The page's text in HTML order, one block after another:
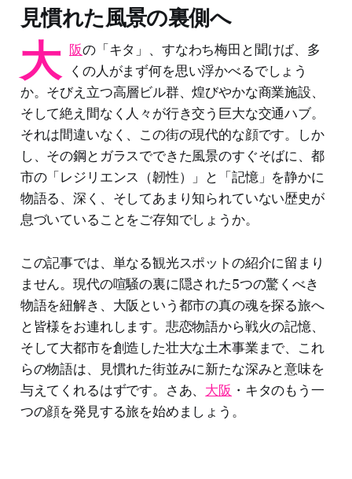
見慣れた風景の裏側へ
大 阪の「キタ」、すなわち梅田と聞けば、多
くの人がまず何を思い浮かべるでしょう
か。そびえ立つ高層ビル群、煌びやかな商業施設、
そして絶え間なく人々が行き交う巨大な交通ハブ。
それは間違いなく、この街の現代的な顔です。しか
し、その鋼とガラスでできた風景のすぐそばに、都
市の「レジリエンス（韌性）」と「記憶」を静かに
物語る、深く、そしてあまり知られていない歴史が
息づいていることをご存知でしょうか。
この記事では、単なる観光スポットの紹介に留まり
ません。現代の喧騒の裏に隠された5つの驚くべき
物語を紐解き、大阪という都市の真の魂を探る旅へ
と皆様をお連れします。悲恋物語から戦火の記憶、
そして大都市を創造した壮大な土木事業まで、これ
らの物語は、見慣れた街並みに新たな深みと意味を
与えてくれるはずです。さあ、 大阪 ・キタのもう一
つの顔を発見する旅を始めましょう。